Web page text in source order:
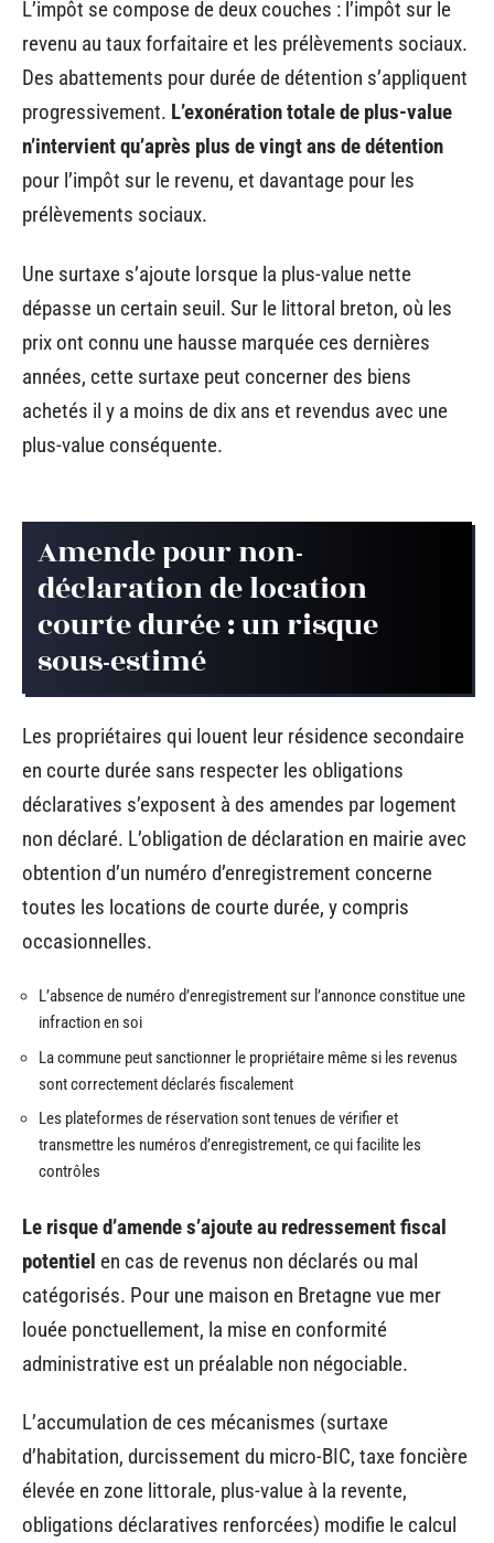
L’impôt se compose de deux couches : l’impôt sur le
revenu au taux forfaitaire et les prélèvements sociaux.
Des abattements pour durée de détention s’appliquent
progressivement. L’exonération totale de plus-value
n’intervient qu’après plus de vingt ans de détention
pour l’impôt sur le revenu, et davantage pour les
prélèvements sociaux.
Une surtaxe s’ajoute lorsque la plus-value nette
dépasse un certain seuil. Sur le littoral breton, où les
prix ont connu une hausse marquée ces dernières
années, cette surtaxe peut concerner des biens
achetés il y a moins de dix ans et revendus avec une
plus-value conséquente.
Amende pour non-
déclaration de location
courte durée : un risque
sous-estimé
Les propriétaires qui louent leur résidence secondaire
en courte durée sans respecter les obligations
déclaratives s’exposent à des amendes par logement
non déclaré. L’obligation de déclaration en mairie avec
obtention d’un numéro d’enregistrement concerne
toutes les locations de courte durée, y compris
occasionnelles.
L’absence de numéro d’enregistrement sur l’annonce constitue une
infraction en soi
La commune peut sanctionner le propriétaire même si les revenus
sont correctement déclarés fiscalement
Les plateformes de réservation sont tenues de vérifier et
transmettre les numéros d’enregistrement, ce qui facilite les
contrôles
Le risque d’amende s’ajoute au redressement fiscal
potentiel en cas de revenus non déclarés ou mal
catégorisés. Pour une maison en Bretagne vue mer
louée ponctuellement, la mise en conformité
administrative est un préalable non négociable.
L’accumulation de ces mécanismes (surtaxe
d’habitation, durcissement du micro-BIC, taxe foncière
élevée en zone littorale, plus-value à la revente,
obligations déclaratives renforcées) modifie le calcul